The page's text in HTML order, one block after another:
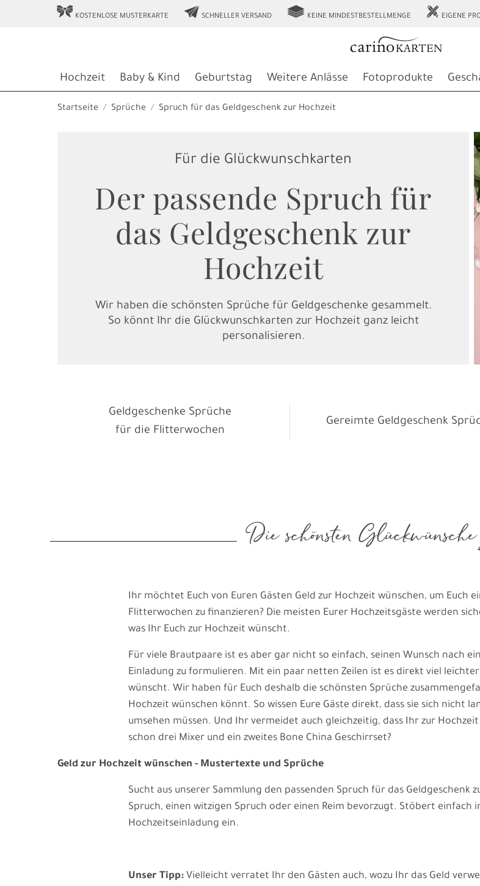
r KOSTENLOSE MUSTERKARTE e SCHNELLER VERSAND g KEINE MINDESTBESTELLMENGE h EIGENE
Hochzeit Baby & Kind Geburtstag Weitere Anlässe Fotoprodukte
Startseite Sprüche Spruch für das Geldgeschenk zur Hochzeit
Für die Glückwunschkarten
Der passende Spruch für
das Geldgeschenk zur
Hochzeit
Wir haben die schönsten Sprüche für Geldgeschenke gesammelt.
So könnt Ihr die Glückwunschkarten zur Hochzeit ganz leicht
personalisieren.
Geldgeschenke Sprüche
für die Flitterwochen
Gereimte Geldgeschenk
Die schönsten
Ihr möchtet Euch von Euren Gästen Geld zur Hochzeit wünschen, um Euch
Flitterwochen zu finanzieren? Die meisten Eurer Hochzeitsgäste werden
was Ihr Euch zur Hochzeit wünscht.
Für viele Brautpaare ist es aber gar nicht so einfach, seinen Wunsch nach
Einladung zu formulieren. Mit ein paar netten Zeilen ist es direkt viel leichter
wünscht. Wir haben für Euch deshalb die schönsten Sprüche
Hochzeit wünschen könnt. So wissen Eure Gäste direkt, dass sie sich nicht
umsehen müssen. Und Ihr vermeidet auch gleichzeitig, dass Ihr zur
schon drei Mixer und ein zweites Bone China Geschirrset?
Geld zur Hochzeit wünschen - Mustertexte und Sprüche
Sucht aus unserer Sammlung den passenden Spruch für das Geldgeschenk
Spruch, einen witzigen Spruch oder einen Reim bevorzugt. Stöbert einfach
Hochzeitseinladung ein.
Unser Tipp: Vielleicht verratet Ihr den Gästen auch, wozu Ihr das Geld